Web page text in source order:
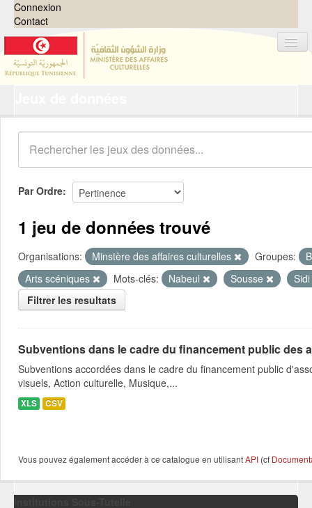
Connexion
Contact
Organisations
Groupes
Demandes 0
À propos
Par Ordre
1 jeu de données trouvé
Organisations: Minstère des affaires culturelles Groupes:
Arts scéniques
Mots-clés: Nabeul Sousse
Filtrer les resultats
Subventions dans le cadre du financement public des
Subventions accordées dans le cadre du financement public
visuels, Action culturelle, Musique,...
XLS CSV
Vous pouvez également accéder à ce catalogue en utilisantAPI (cf